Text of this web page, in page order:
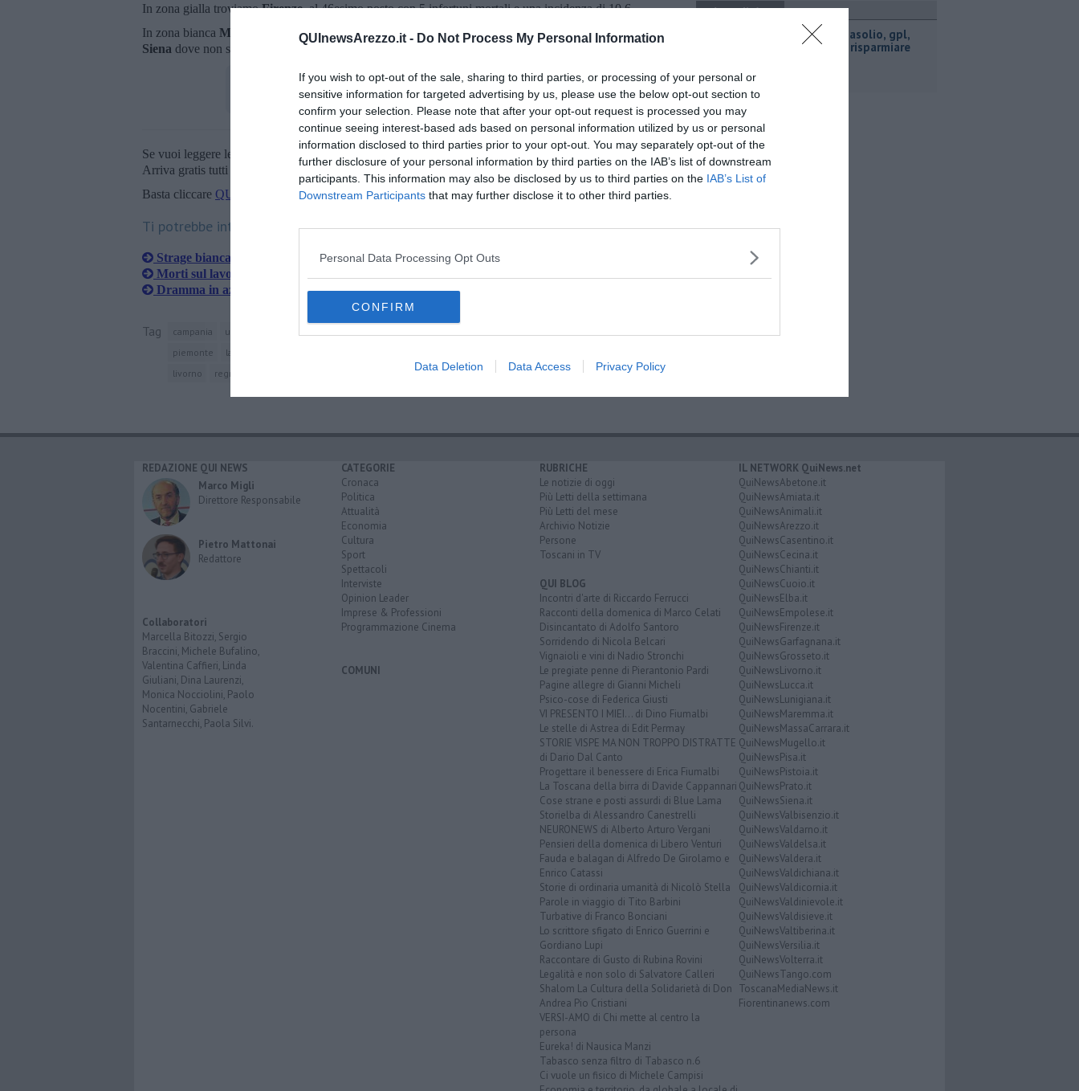
QUInewsArezzo.it - Do Not Process My Personal Information
If you wish to opt-out of the sale, sharing to third parties, or processing of your personal or
sensitive information for targeted advertising by us, please use the below opt-out section to
confirm your selection. Please note that after your opt-out request is processed you may
continue seeing interest-based ads based on personal information utilized by us or personal
information disclosed to third parties prior to your opt-out. You may separately opt-out of the
further disclosure of your personal information by third parties on the IAB’s list of downstream
participants. This information may also be disclosed by us to third parties on the IAB’s List of
Downstream Participants that may further disclose it to other third parties.
Personal Data Processing Opt Outs
CONFIRM
Data Deletion Data Access Privacy Policy
In zona gialla troviamoFirenze, al 46esimo posto con 5 infortuni mortali e una incidenza di 10,6.
In zona bianca Massa Carrara, al 69esimo posto con un infortunio mortale oltre a Grosseto, Prato e
Siena dove non si sono registrati decessi.
Se vuoi leggere le notizie principali della Toscana iscriviti alla
Newsletter QUInews - ToscanaMedia.
Arriva gratis tutti i giorni alle 20:00 direttamente nella tua casella di posta.
Basta cliccare QUI
Ti potrebbe interessare anche:
Strage bianca, 15 morti sul lavoro in 4 mesi
Morti sul lavoro, 12 vittime in tre mesi
Dramma in azienda, operaio precipita e muore
Tag campania umbria
piemonte
lazio
livorno
regno d'italia provincia di pistoia lucca firenze grosseto siena
Attualità
​Benzina, gasolio, gpl,
ecco dove risparmiare
REDAZIONE QUI NEWS
Marco Migli
Direttore Responsabile
Pietro Mattonai
Redattore
Collaboratori
Marcella Bitozzi, Sergio
Braccini, Michele Bufalino,
Valentina Caffieri, Linda
Giuliani, Dina Laurenzi,
Monica Nocciolini, Paolo
Nocentini, Gabriele
Santarnecchi, Paola Silvi.
CATEGORIE
Cronaca
Politica
Attualità
Economia
Cultura
Sport
Spettacoli
Interviste
Opinion Leader
Imprese & Professioni
Programmazione Cinema
COMUNI
RUBRICHE
Le notizie di oggi
Più Letti della settimana
Più Letti del mese
Archivio Notizie
Persone
Toscani in TV
QUI BLOG
Incontri d'arte di Riccardo Ferrucci
Racconti della domenica di Marco Celati
Disincantato di Adolfo Santoro
Sorridendo di Nicola Belcari
Vignaioli e vini di Nadio Stronchi
Le pregiate penne di Pierantonio Pardi
Pagine allegre di Gianni Micheli
Psico-cose di Federica Giusti
VI PRESENTO I MIEI... di Dino Fiumalbi
Le stelle di Astrea di Edit Permay
STORIE VISPE MA NON TROPPO DISTRATTE
di Dario Dal Canto
Progettare il benessere di Erica Fiumalbi
La Toscana della birra di Davide Cappannari
Cose strane e posti assurdi di Blue Lama
Storielba di Alessandro Canestrelli
NEURONEWS di Alberto Arturo Vergani
Pensieri della domenica di Libero Venturi
Fauda e balagan di Alfredo De Girolamo e
Enrico Catassi
Storie di ordinaria umanità di Nicolò Stella
Parole in viaggio di Tito Barbini
Turbative di Franco Bonciani
Lo scrittore sfigato di Enrico Guerrini e
Gordiano Lupi
Raccontare di Gusto di Rubina Rovini
Legalità e non solo di Salvatore Calleri
Shalom La Cultura della Solidarietà di Don
Andrea Pio Cristiani
VERSI-AMO di Chi mette al centro la
persona
Eureka! di Nausica Manzi
Tabasco senza filtro di Tabasco n.6
Ci vuole un fisico di Michele Campisi
IL NETWORK QuiNews.net
QuiNewsAbetone.it
QuiNewsAmiata.it
QuiNewsAnimali.it
QuiNewsArezzo.it
QuiNewsCasentino.it
QuiNewsCecina.it
QuiNewsChianti.it
QuiNewsCuoio.it
QuiNewsElba.it
QuiNewsEmpolese.it
QuiNewsFirenze.it
QuiNewsGarfagnana.it
QuiNewsGrosseto.it
QuiNewsLivorno.it
QuiNewsLucca.it
QuiNewsLunigiana.it
QuiNewsMaremma.it
QuiNewsMassaCarrara.it
QuiNewsMugello.it
QuiNewsPisa.it
QuiNewsPistoia.it
QuiNewsPrato.it
QuiNewsSiena.it
QuiNewsValbisenzio.it
QuiNewsValdarno.it
QuiNewsValdelsa.it
QuiNewsValdera.it
QuiNewsValdichiana.it
QuiNewsValdicornia.it
QuiNewsValdinievole.it
QuiNewsValdisieve.it
QuiNewsValtiberina.it
QuiNewsVersilia.it
QuiNewsVolterra.it
QuiNewsTango.com
ToscanaMediaNews.it
Fiorentinanews.com